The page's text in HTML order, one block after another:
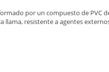
por un compuesto de PVC
llama, resistente a agentes